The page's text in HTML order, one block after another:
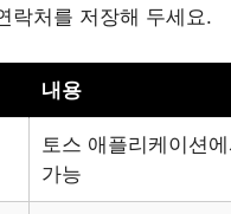
락처를 저장해 두세요.
내용
토스 애플리케이션
가능